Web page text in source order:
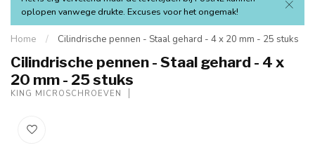
oplopen vanwege drukte. Excuses voor het ongemak!
Home / Cilindrische pennen - Staal gehard - 4 x 20 mm - 25 stuks
Cilindrische pennen - Staal gehard - 4 x
20 mm - 25 stuks
KING MICROSCHROEVEN